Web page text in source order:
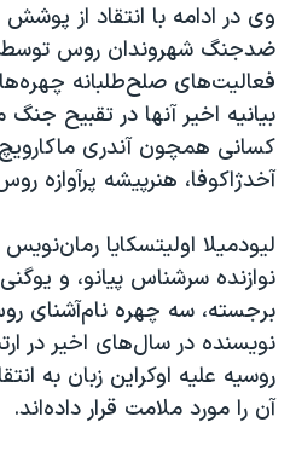
صفحه‌های ویژه
سفر پرزیدنت ترامپ به چین
وی در ادامه با انتقاد از پوشش
ضدجنگ شهروندان روس توسط
فعالیت‌های صلح‌طلبانه
بیانیه اخیر آنها در تقبیح
کسانی همچون آندری
آخدژاکوفا، هنرپیشه پرآوازه
لیودمیلا اولیتسکایا
نوازنده سرشناس پیانو، و
برجسته، سه چهره نام‌آشنای
نویسنده در سال‌های اخیر در
روسیه علیه اوکراین زبان به
آن را مورد ملامت قرار داده‌اند.